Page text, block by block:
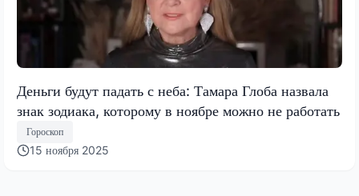
Деньги будут падать с неба: Тамара Глоба назвала
знак зодиака, которому в ноябре можно не работать
Гороскоп
15 ноября 2025